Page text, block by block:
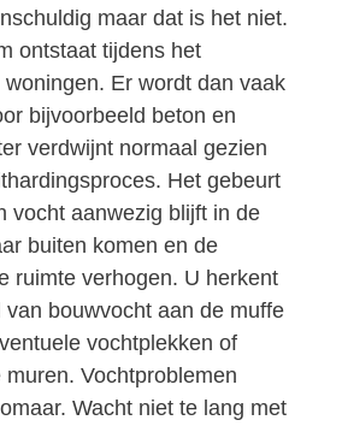
maar dat is het niet.
ontstaat tijdens het
Er wordt dan vaak
bijvoorbeeld beton en
verdwijnt normaal gezien
Het gebeurt
vocht aanwezig blijft in de
buiten komen en de
ruimte verhogen. U herkent
bouwvocht aan de muffe
vochtplekken of
Vochtproblemen
Wacht niet te lang met